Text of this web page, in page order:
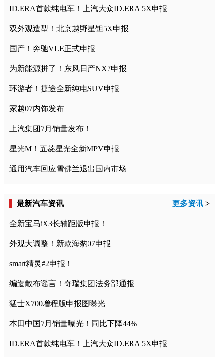
ID.ERA首款纯电车！上汽大众ID.ERA 5X申报
双外观造型！北京越野星钽5X申报
国产！奔驰VLE正式申报
为新能源拼了！东风日产NX7申报
环游者！捷途全新纯电SUV申报
家越07内饰发布
上汽集团7月销量发布！
星光M！五菱星光全新MPV申报
通用汽车回应雪佛兰退出国内市场
最新汽车资讯 更多资讯 >
全新宝马iX3长轴距版申报！
外观大调整！新款海豹07申报
smart精灵#2申报！
编造散布谣言！奇瑞集团法务部通报
猛士X700增程版申报图曝光
本田中国7月销量曝光！同比下降44%
ID.ERA首款纯电车！上汽大众ID.ERA 5X申报